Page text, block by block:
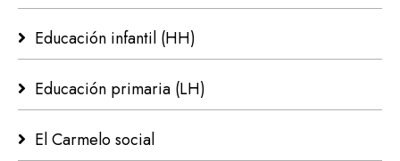
Educación infantil (HH)
Educación primaria (LH)
El Carmelo social